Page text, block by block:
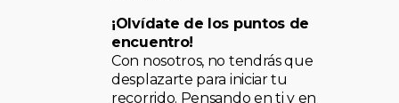
¡Olvídate de los puntos de
encuentro!
Con nosotros, no tendrás que
desplazarte para iniciar tu
recorrido. Pensando en ti y en